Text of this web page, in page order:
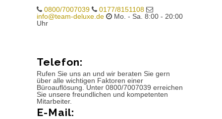
0800/7007039
0177/8151108
info@team-deluxe.de
Mo. - Sa. 8:00 - 20:00
Uhr
Telefon:
Rufen Sie uns an und wir beraten Sie gern
über alle wichtigen Faktoren einer
Büroauflösung. Unter 0800/7007039 erreichen
Sie unsere freundlichen und kompetenten
Mitarbeiter.
E-Mail: